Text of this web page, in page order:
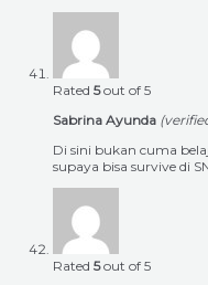
Rated 5out of 5
Sabrina Ayunda
Di sini bukan cuma
supaya bisa survive di
Rated 5out of 5